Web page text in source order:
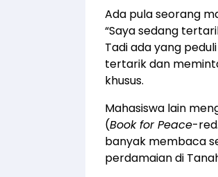
Ada pula seorang
“Saya sedang
Tadi ada yang
tertarik dan
khusus.
Mahasiswa lain
(Book for Peace-
banyak membaca
perdamaian di